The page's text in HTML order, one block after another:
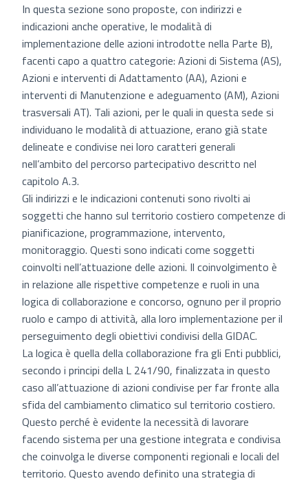
In questa sezione sono proposte, con indirizzi e
indicazioni anche operative, le modalità di
implementazione delle azioni introdotte nella Parte B),
facenti capo a quattro categorie: Azioni di Sistema (AS),
Azioni e interventi di Adattamento (AA), Azioni e
interventi di Manutenzione e adeguamento (AM), Azioni
trasversali AT). Tali azioni, per le quali in questa sede si
individuano le modalità di attuazione, erano già state
delineate e condivise nei loro caratteri generali
nell’ambito del percorso partecipativo descritto nel
capitolo A.3.
Gli indirizzi e le indicazioni contenuti sono rivolti ai
soggetti che hanno sul territorio costiero competenze di
pianificazione, programmazione, intervento,
monitoraggio. Questi sono indicati come soggetti
coinvolti nell’attuazione delle azioni. Il coinvolgimento è
in relazione alle rispettive competenze e ruoli in una
logica di collaborazione e concorso, ognuno per il proprio
ruolo e campo di attività, alla loro implementazione per il
perseguimento degli obiettivi condivisi della GIDAC.
La logica è quella della collaborazione fra gli Enti pubblici,
secondo i principi della L 241/90, finalizzata in questo
caso all’attuazione di azioni condivise per far fronte alla
sfida del cambiamento climatico sul territorio costiero.
Questo perché è evidente la necessità di lavorare
facendo sistema per una gestione integrata e condivisa
che coinvolga le diverse componenti regionali e locali del
territorio. Questo avendo definito una strategia di